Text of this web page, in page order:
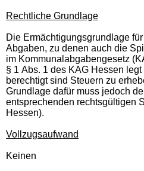
Rechtliche Grundlage
Die Ermächtigungsgrundlage
Abgaben, zu denen auch die
im Kommunalabgabengesetz
§ 1 Abs. 1 des KAG Hessen
berechtigt sind Steuern zu
Grundlage dafür muss jedoch
entsprechenden rechtsgültigen
Hessen).
Vollzugsaufwand
Keinen